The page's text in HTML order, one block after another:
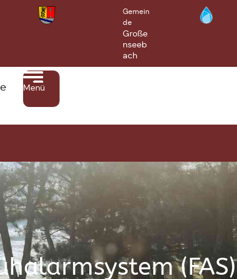
Gemein
de
Große
nseeb
ach
Menü
(FAS)